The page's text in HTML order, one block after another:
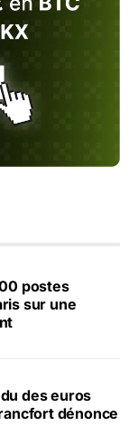
postes
sur une
des euros
dénonce